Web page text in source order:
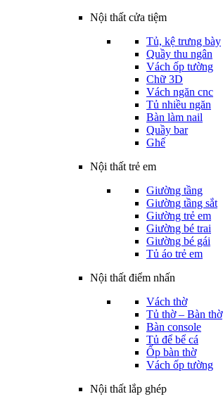
Nội thất cửa tiệm
Tủ, kệ trưng bày
Quầy thu ngân
Vách ốp tường
Chữ 3D
Vách ngăn cnc
Tủ nhiều ngăn
Bàn làm nail
Quầy bar
Ghế
Nội thất trẻ em
Giường tầng
Giường tầng sắt
Giường trẻ em
Giường bé trai
Giường bé gái
Tủ áo trẻ em
Nội thất điểm nhấn
Vách thờ
Tủ thờ – Bàn thờ
Bàn console
Tủ để bể cá
Ốp bàn thờ
Vách ốp tường
Nội thất lắp ghép